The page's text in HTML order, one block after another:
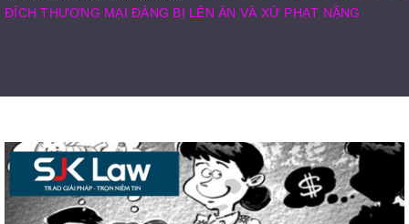
ĐÍCH THƯƠNG MẠI ĐÁNG BỊ LÊN ÁN VÀ XỬ PHẠT NẶNG